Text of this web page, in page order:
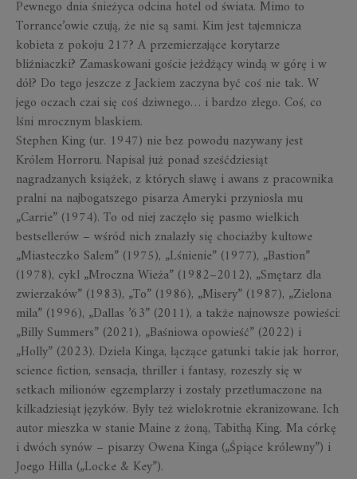
Pewnego dnia śnieżyca odcina hotel od świata. Mimo to
Torrance’owie czują, że nie są sami. Kim jest tajemnicza
kobieta z pokoju 217? A przemierzające korytarze
bliźniaczki? Zamaskowani goście jeżdżący windą w górę i w
dół? Do tego jeszcze z Jackiem zaczyna być coś nie tak. W
jego oczach czai się coś dziwnego… i bardzo złego. Coś, co
lśni mrocznym blaskiem.
Stephen King (ur. 1947) nie bez powodu nazywany jest
Królem Horroru. Napisał już ponad sześćdziesiąt
nagradzanych książek, z których sławę i awans z pracownika
pralni na najbogatszego pisarza Ameryki przyniosła mu
„Carrie” (1974). To od niej zaczęło się pasmo wielkich
bestsellerów – wśród nich znalazły się chociażby kultowe
„Miasteczko Salem” (1975), „Lśnienie” (1977), „Bastion”
(1978), cykl „Mroczna Wieża” (1982–2012), „Smętarz dla
zwierzaków” (1983), „To” (1986), „Misery” (1987), „Zielona
mila” (1996), „Dallas ’63” (2011), a także najnowsze powieści:
„Billy Summers” (2021), „Baśniowa opowieść” (2022) i
„Holly” (2023). Dzieła Kinga, łączące gatunki takie jak horror,
science fiction, sensacja, thriller i fantasy, rozeszły się w
setkach milionów egzemplarzy i zostały przetłumaczone na
kilkadziesiąt języków. Były też wielokrotnie ekranizowane. Ich
autor mieszka w stanie Maine z żoną, Tabithą King. Ma córkę
i dwóch synów – pisarzy Owena Kinga („Śpiące królewny”) i
Joego Hilla („Locke & Key”).